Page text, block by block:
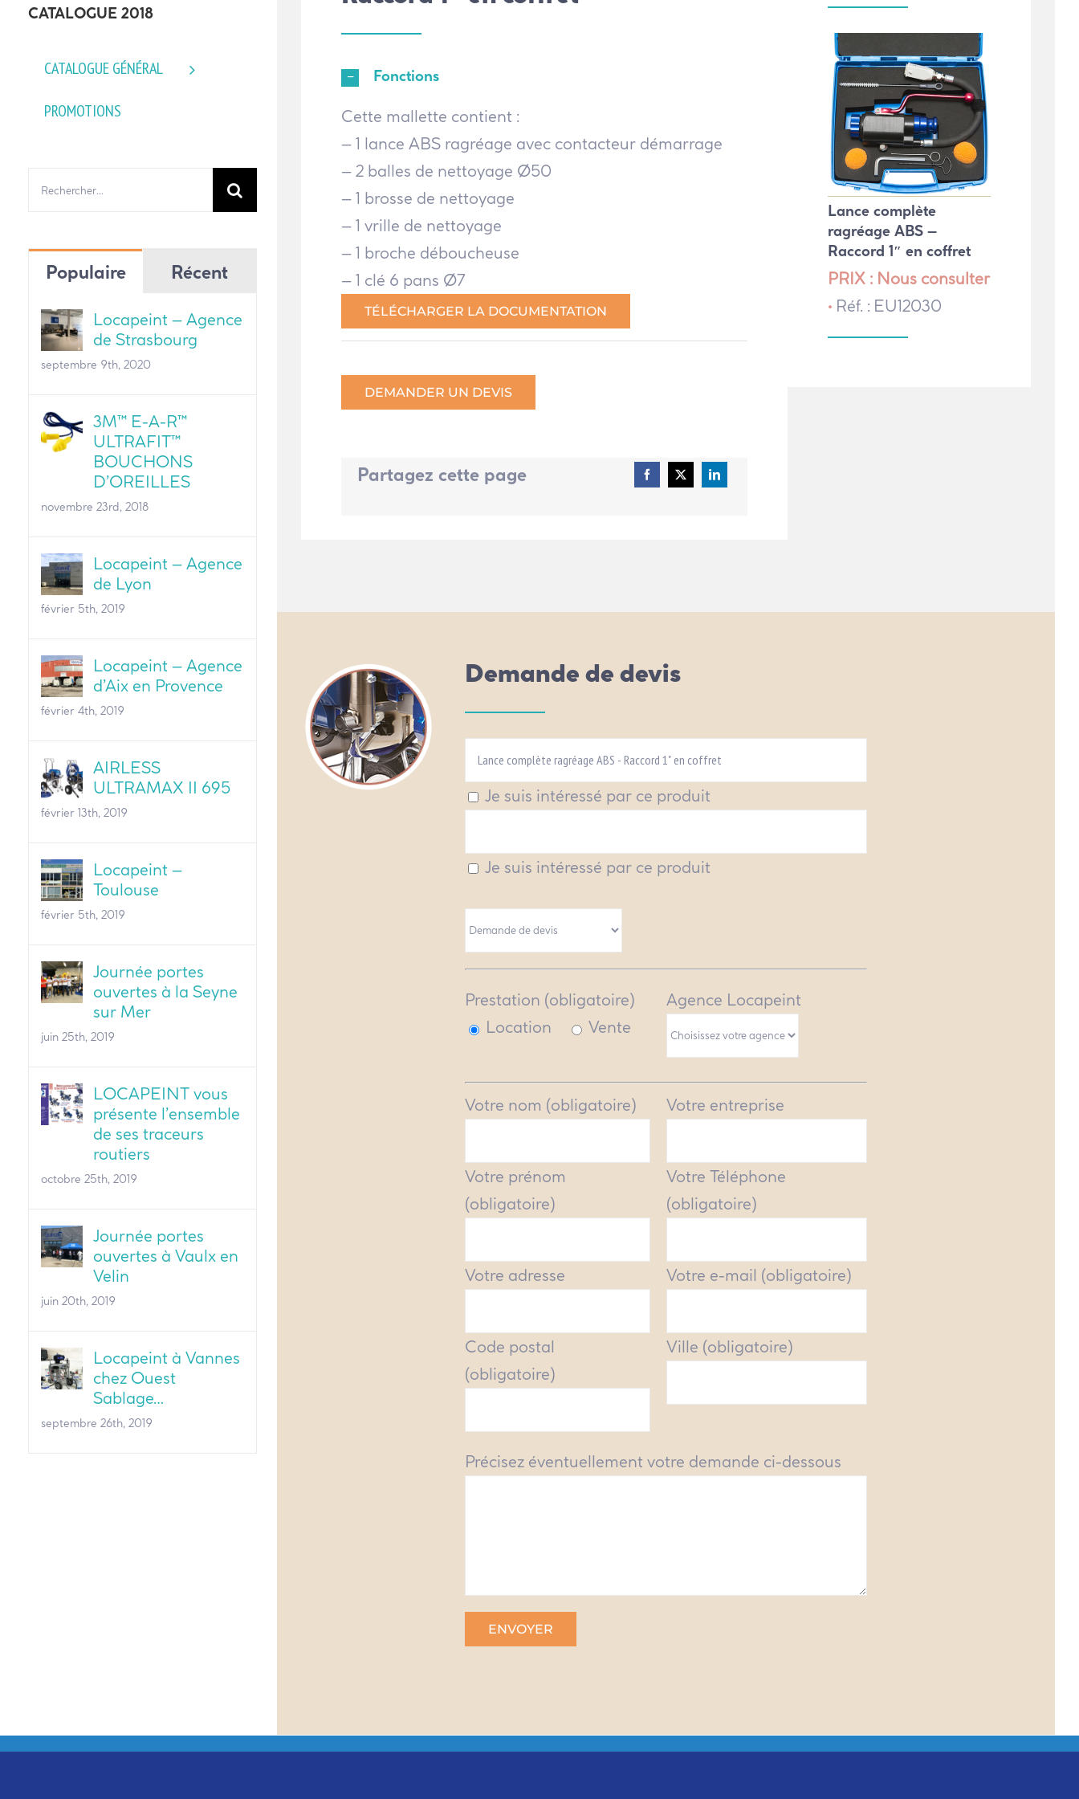
Fonctions
Cette mallette contient :
– 1 lance ABS ragréage avec contacteur démarrage
– 2 balles de nettoyage Ø50
– 1 brosse de nettoyage
– 1 vrille de nettoyage
– 1 broche déboucheuse
– 1 clé 6 pans Ø7
TÉLÉCHARGER LA DOCUMENTATION
DEMANDER UN DEVIS
Partagez cette page
Lance complète
ragréage ABS –
Raccord 1″ en coffret
PRIX : Nous consulter
• Réf. : EU12030
Demande de devis
Je suis intéressé par ce produit
Je suis intéressé par ce produit
Prestation (obligatoire)
Location
Vente
Agence Locapeint
Votre nom (obligatoire)
Votre prénom
(obligatoire)
Votre adresse
Code postal
(obligatoire)
Votre entreprise
Votre Téléphone
(obligatoire)
Votre e-mail (obligatoire)
Ville (obligatoire)
Précisez éventuellement votre demande ci-dessous
CATALOGUE 2018
CATALOGUE GÉNÉRAL
PROMOTIONS
Populaire Récent
Locapeint – Agence
de Strasbourg
septembre 9th, 2020
3M™ E-A-R™
ULTRAFIT™
BOUCHONS
D’OREILLES
novembre 23rd, 2018
Locapeint – Agence
de Lyon
février 5th, 2019
Locapeint – Agence
d’Aix en Provence
février 4th, 2019
AIRLESS
ULTRAMAX II 695
février 13th, 2019
Locapeint –
Toulouse
février 5th, 2019
Journée portes
ouvertes à la Seyne
sur Mer
juin 25th, 2019
LOCAPEINT vous
présente l’ensemble
de ses traceurs
routiers
octobre 25th, 2019
Journée portes
ouvertes à Vaulx en
Velin
juin 20th, 2019
Locapeint à Vannes
chez Ouest
Sablage…
septembre 26th, 2019